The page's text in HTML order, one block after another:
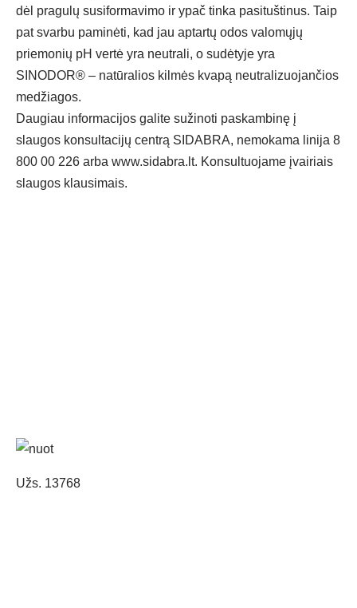
dėl pragulų susiformavimo ir ypač tinka pasituštinus. Taip
pat svarbu paminėti, kad jau aptartų odos valomųjų
priemonių pH vertė yra neutrali, o sudėtyje yra
SINODOR® – natūralios kilmės kvapą neutralizuojančios
medžiagos.
Daugiau informacijos galite sužinoti paskambinę į
slaugos konsultacijų centrą SIDABRA, nemokama linija 8
800 00 226 arba www.sidabra.lt. Konsultuojame įvairiais
slaugos klausimais.
Užs. 13768